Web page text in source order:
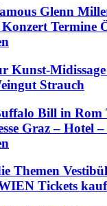
Glenn
Termine
Kunst-
Strauch
Bill in Rom
Graz – Hotel
Themen
Tickets